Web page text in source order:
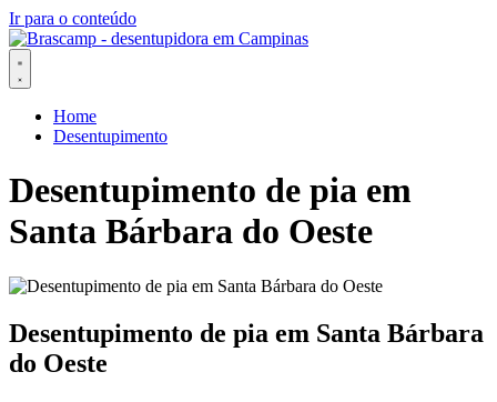
Ir para o conteúdo
Home
Desentupimento
Desentupimento de pia em
Santa Bárbara do Oeste
Desentupimento de pia em Santa Bárbara
do Oeste